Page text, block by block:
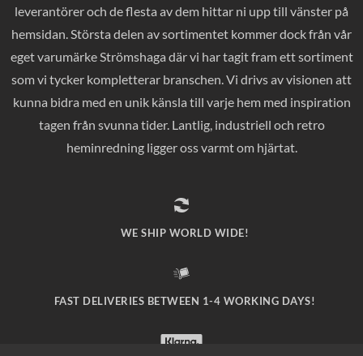
leverantörer och de flesta av dem hittar ni upp till vänster på
hemsidan. Största delen av sortimentet kommer dock från vår
eget varumärke Strömshaga där vi har tagit fram ett sortiment
som vi tycker kompletterar branschen. Vi drivs av visionen att
kunna bidra med en unik känsla till varje hem med inspiration
tagen från svunna tider. Lantlig, industriell och retro
heminredning ligger oss varmt om hjärtat.
WE SHIP WORLD WIDE!
FAST DELIVERIES BETWEEN 1-4 WORKING DAYS!